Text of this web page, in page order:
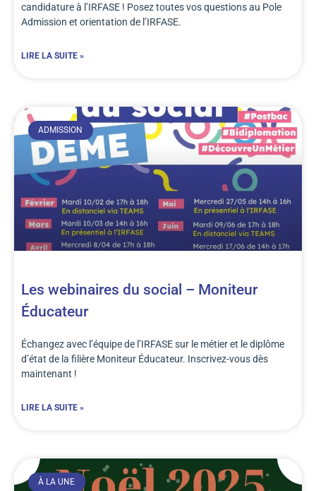
candidature à l’IRFASE ! Posez toutes vos questions au Pole
Admission et orientation de l’IRFASE.
LIRE LA SUITE »
ADMISSION
Les webinaires du social – Moniteur
Éducateur
Échangez avec l’équipe de l’IRFASE sur le métier et le diplôme
d’état de la filière Moniteur Éducateur. Inscrivez-vous dès
maintenant !
LIRE LA SUITE »
À LA UNE